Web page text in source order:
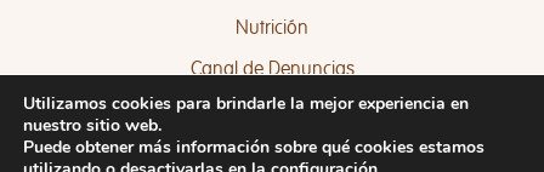
Nutrición
Canal de Denuncias
Quejas y Sugerencias
Utilizamos cookies para brindarle la mejor experiencia en
nuestro sitio web.
Puede obtener más información sobre qué cookies estamos